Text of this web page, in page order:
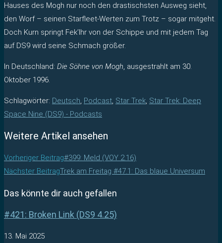
Hauses des Mogh nur noch den drastischsten Ausweg sieht,
den Worf – seinen Starfleet-Werten zum Trotz – sogar mitgeht.
Doch Kurn springt Fek’lhr von der Schippe und mit jedem Tag
auf DS9 wird seine Schmach größer.
In Deutschland: Die Söhne von Mogh, ausgestrahlt am 30.
Oktober 1996.
Schlagwörter: Deutsch, Podcast, Star Trek, Star Trek: Deep
Space Nine (DS9) - Podcasts
Weitere Artikel ansehen
Vorheriger Beitrag#399: Meld (VOY 2.16)
Nächster BeitragTrek am Freitag #47.1: Das blaue Universum
Das könnte dir auch gefallen
#421: Broken Link (DS9 4.25)
13. Mai 2025